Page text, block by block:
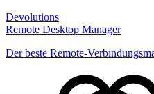
Devolutions
Remote Desktop Manager
Der beste Remote-